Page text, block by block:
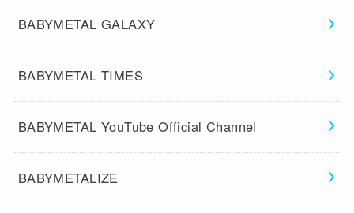
BABYMETAL GALAXY
BABYMETAL TIMES
BABYMETAL YouTube Official Channel
BABYMETALIZE